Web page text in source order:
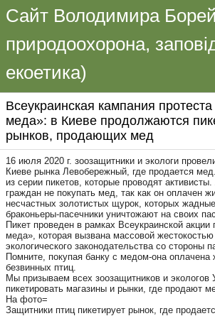
Сайт Володимира
природоохорона,
екоетика)
Всеукраинская кампания
меда»: в Киеве продолжаются
рынков, продающих мед
16 июля 2020 г. зоозащитники и экологи
Киеве рынка Левобережный, где продается
из серии пикетов, которые проводят
граждан не покупать мед, так как он оплачен
несчастных золотистых щурок, которых
браконьеры-пасечники уничтожают на своих
Пикет проведен в рамках Всеукраинской акции
меда», которая вызвана массовой
экологического законодательства со стороны
Помните, покупая банку с медом-она оплачена
безвинных птиц.
Мы призываем всех зоозащитников и экологов
пикетировать магазины и рынки, где продают
На фото=
Защитники птиц пикетирует рынок, где